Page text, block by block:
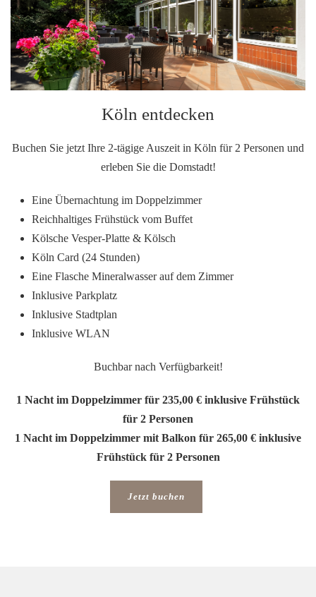
Köln entdecken
Buchen Sie jetzt Ihre 2-tägige Auszeit in Köln für 2 Personen und
erleben Sie die Domstadt!
Eine Übernachtung im Doppelzimmer
Reichhaltiges Frühstück vom Buffet
Kölsche Vesper-Platte & Kölsch
Köln Card (24 Stunden)
Eine Flasche Mineralwasser auf dem Zimmer
Inklusive Parkplatz
Inklusive Stadtplan
Inklusive WLAN
Buchbar nach Verfügbarkeit!
1 Nacht im Doppelzimmer für 235,00 € inklusive Frühstück
für 2 Personen
1 Nacht im Doppelzimmer mit Balkon für 265,00 € inklusive
Frühstück für 2 Personen
Jetzt buchen